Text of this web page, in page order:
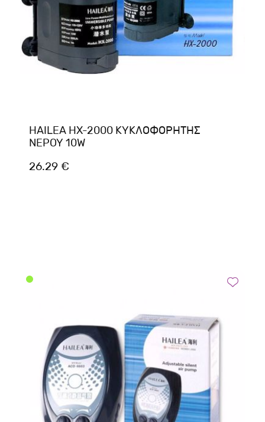
HAILEA HX-2000 ΚΥΚΛΟΦΟΡΗΤΗΣ
NEPOY 10W
26.29 €